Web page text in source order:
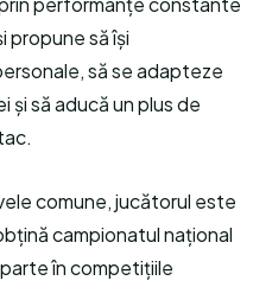
propune să își
să se adapteze
și să aducă un plus de
comune, jucătorul este
campionatul național
în competițiile